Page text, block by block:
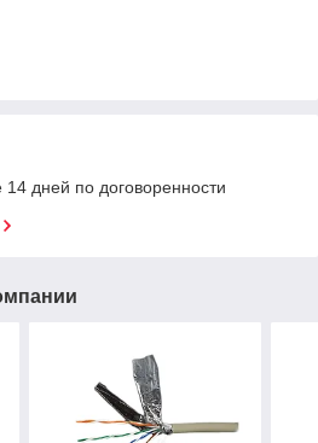
14 дней по договоренности